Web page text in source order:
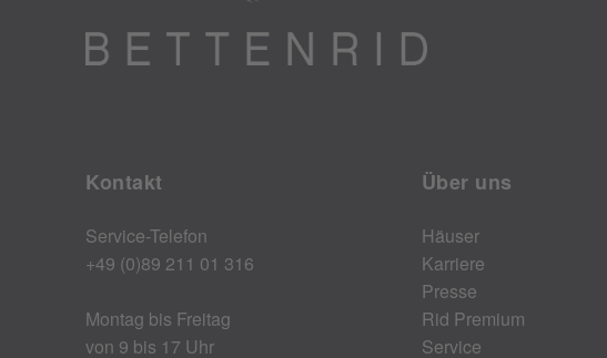
Kontakt
Service-Telefon
+49 (0)89 211 01 316
Montag bis Freitag
von 9 bis 17 Uhr
Über uns
Häuser
Karriere
Presse
Rid Premium
Service